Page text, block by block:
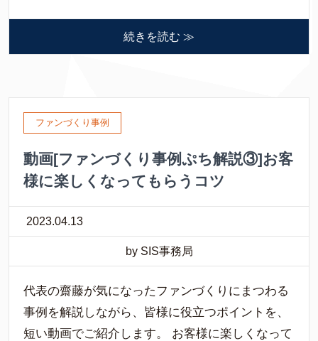
続きを読む ≫
ファンづくり事例
動画[ファンづくり事例ぷち解説③]お客
様に楽しくなってもらうコツ
2023.04.13
by SIS事務局
代表の齋藤が気になったファンづくりにまつわる
事例を解説しながら、皆様に役立つポイントを、
短い動画でご紹介します。 お客様に楽しくなって